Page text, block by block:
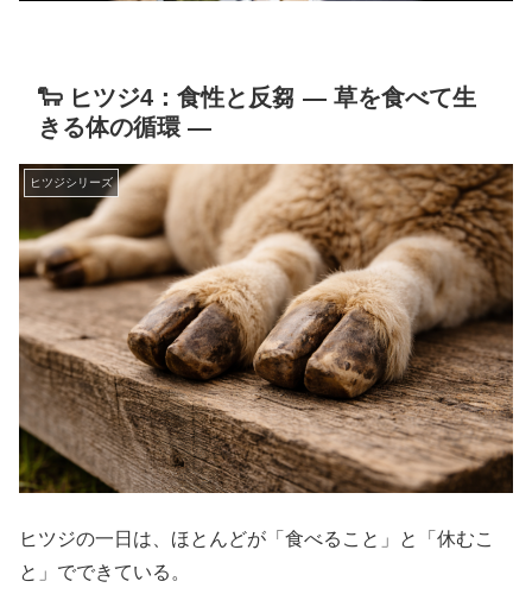
🐑 ヒツジ4：食性と反芻 ― 草を食べて生
きる体の循環 ―
ヒツジシリーズ
ヒツジの一日は、ほとんどが「食べること」と「休むこ
と」でできている。